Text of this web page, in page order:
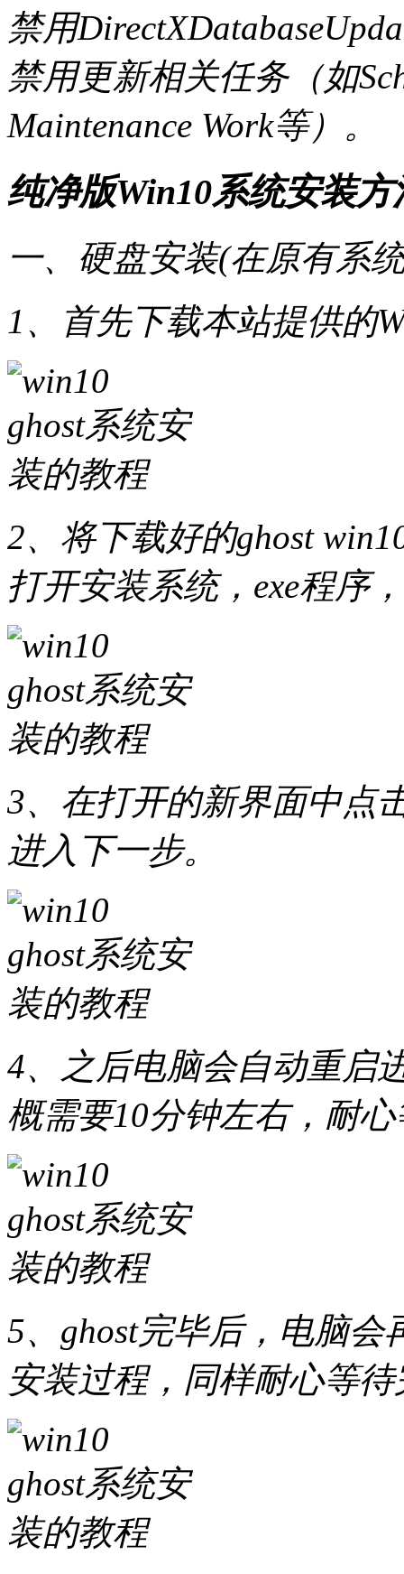
禁用
禁用更新相关任务（如
Maintenance Work等）。
纯净版Win10系统安装方
一、硬盘安装(在原有系
1、首先下载本站提供的
2、将下载好的ghost
打开安装系统，exe程序
3、在打开的新界面中点
进入下一步。
4、之后电脑会自动重启
概需要10分钟左右，耐
5、ghost完毕后，电脑会
安装过程，同样耐心等